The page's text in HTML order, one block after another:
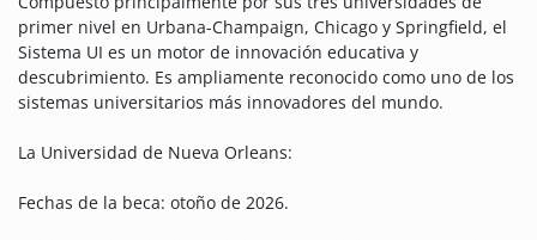
primer nivel en Urbana-Champaign, Chicago y Springfield, el
Sistema UI es un motor de innovación educativa y
descubrimiento. Es ampliamente reconocido como uno de los
sistemas universitarios más innovadores del mundo.
La Universidad de Nueva Orleans:
Fechas de la beca: otoño de 2026.